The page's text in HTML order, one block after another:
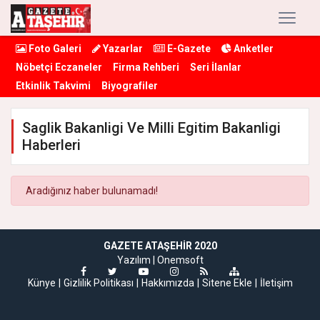
Foto Galeri Yazarlar E-Gazete
Anketler
Nöbetçi Eczaneler
Firma Rehberi
Seri İlanlar
Etkinlik Takvimi
Biyografiler
Saglik Bakanligi Ve Milli Egitim Bakanligi
Haberleri
Aradığınız haber bulunamadı!
GAZETE ATAŞEHIR 2020
Yazılım | Onemsoft
Künye
Gizlilik Politikası Hakkımızda Sitene Ekle İletişim